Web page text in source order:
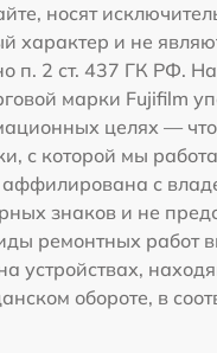
носят
характер и не
п. 2 ст. 437 ГК РФ.
марки Fujifilm
целях —
с которой мы
аффилирована с
знаков и не
ремонтных работ
устройствах,
обороте, в